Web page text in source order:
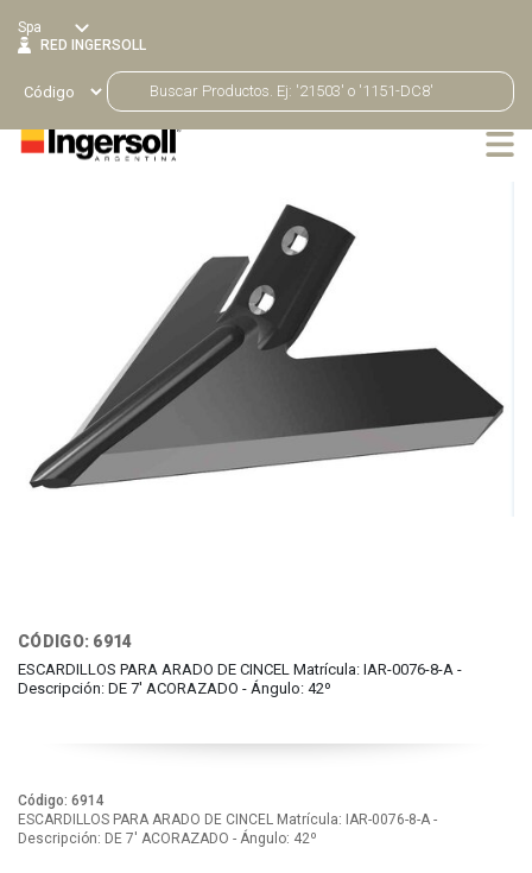
Spa
RED INGERSOLL
Productos
CÓDIGO: 6914
ESCARDILLOS PARA ARADO DE CINCEL Matrícula: IAR-0076-8-A -
Descripción: DE 7' ACORAZADO - Ángulo: 42º
Volver
Código: 6914
ESCARDILLOS PARA ARADO DE CINCEL Matrícula: IAR-0076-8-A -
Descripción: DE 7' ACORAZADO - Ángulo: 42º